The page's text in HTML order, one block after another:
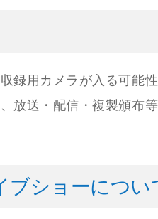
録用カメラが入る可能
放送・配信・複製頒布
ブショーについ